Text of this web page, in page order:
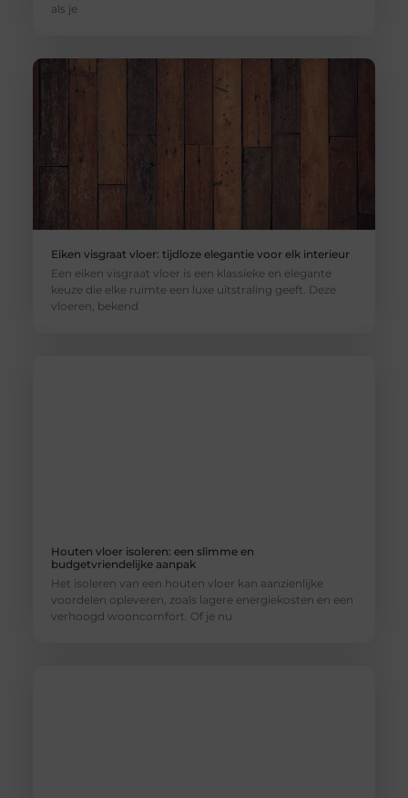
als je
Eiken visgraat vloer: tijdloze elegantie voor elk interieur
Een eiken visgraat vloer is een klassieke en elegante
keuze die elke ruimte een luxe uitstraling geeft. Deze
vloeren, bekend
Houten vloer isoleren: een slimme en
budgetvriendelijke aanpak
Het isoleren van een houten vloer kan aanzienlijke
voordelen opleveren, zoals lagere energiekosten en een
verhoogd wooncomfort. Of je nu